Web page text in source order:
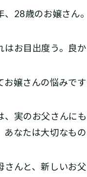
28歳のお嬢さん
お目出度う。良か
嬢さんの悩みです
実のお父さんに
あなたは大切なも
んと、新しいお